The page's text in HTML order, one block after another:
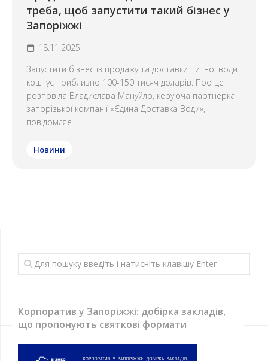
треба, щоб запустити такий бізнес у
Запоріжжі
18.11.2025
Запустити бізнес із продажу та доставки питної води
коштує приблизно 100-150 тисяч доларів. Про це
розповіла Владислава Мануйло, керуюча партнерка
запорізької компанії «Єдина Доставка Води»,
повідомляє...
Новини
Корпоратив у Запоріжжі: добірка закладів,
що пропонують святкові формати